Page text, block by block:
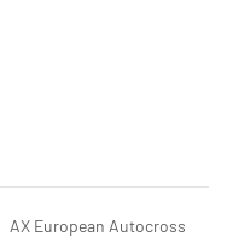
AX European Autocross